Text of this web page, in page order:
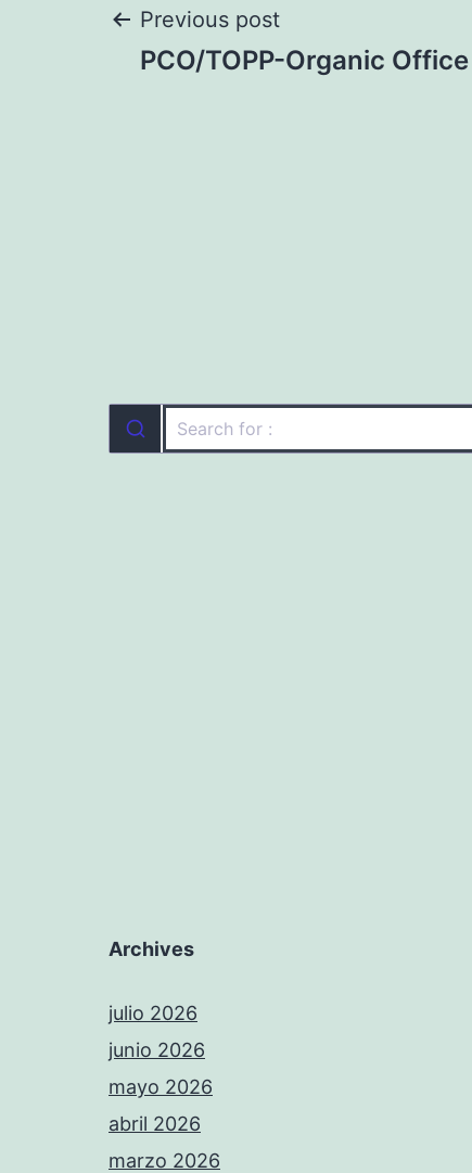
Navegación
Previous post
PCO/TOPP-Organic
Archives
julio 2026
junio 2026
mayo 2026
abril 2026
marzo 2026